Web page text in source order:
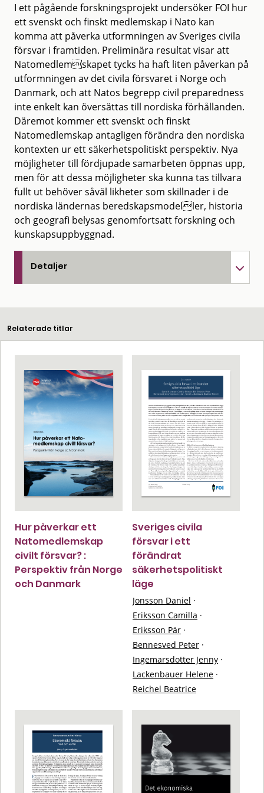
I ett pågående forskningsprojekt undersöker FOI hur
ett svenskt och finskt medlemskap i Nato kan
komma att påverka utformningen av Sveriges civila
försvar i framtiden. Preliminära resultat visar att
Natomedlemskapet tycks ha haft liten påverkan på
utformningen av det civila försvaret i Norge och
Danmark, och att Natos begrepp civil preparedness
inte enkelt kan översättas till nordiska förhållanden.
Däremot kommer ett svenskt och finskt
Natomedlemskap antagligen förändra den nordiska
kontexten ur ett säkerhetspolitiskt perspektiv. Nya
möjligheter till fördjupade samarbeten öppnas upp,
men för att dessa möjligheter ska kunna tas tillvara
fullt ut behöver såväl likheter som skillnader i de
nordiska ländernas beredskapsmodeller, historia
och geografi belysas genomfortsatt forskning och
kunskapsuppbyggnad.
Detaljer
Relaterade titlar
Hur påverkar ett
Natomedlemskap
civilt försvar? :
Perspektiv från Norge
och Danmark
Sveriges civila
försvar i ett
förändrat
säkerhetspolitiskt
läge
Jonsson Daniel ·
Eriksson Camilla ·
Eriksson Pär ·
Bennesved Peter ·
Ingemarsdotter Jenny ·
Lackenbauer Helene ·
Reichel Beatrice